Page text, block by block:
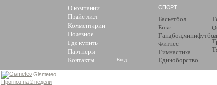
О компании
Прайс лист
Комментарии
Полезное
Где купить
Партнеры
Контакты
СПОРТ
Баскетбол
Бокс
Гандбол,минифутбол
Фитнес
Гимнастика
Единоборство
Вход
Gismeteo
Прогноз на 2 недели